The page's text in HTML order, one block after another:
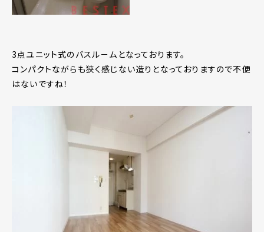
3点ユニット式のバスル－ムとなっております。
コンパクトながらも狭く感じない造りとなっておりますので不便
はないですね！